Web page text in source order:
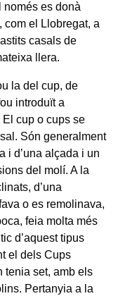
només es donà
com el Llobregat, a
casals de
llera.
la del cup, de
introduït a
cup o cups se
Són generalment
i d’una alçada i un
del molí. A la
d’una
o es remolinava,
feia molta més
d’aquest tipus
el dels Cups
tenia set, amb els
Pertanyia a la